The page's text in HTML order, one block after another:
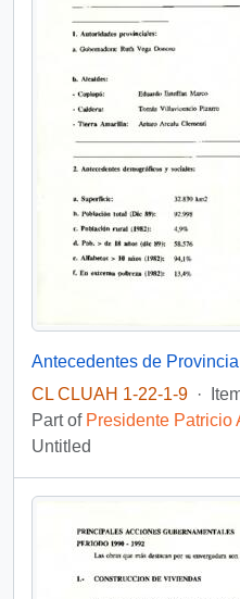
Antecedentes de
CL CLUAH 1-22-1-9 ·
Part of Presidente Patricio
Untitled